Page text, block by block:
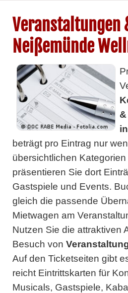
Veranstaltungen
Neißemünde
in
beträgt pro Eintrag nur
übersichtlichen Kategorien
präsentieren Sie dort
Gastspiele und Events.
gleich die passende
Mietwagen am
Nutzen Sie die attraktiven
Besuch von
Auf den Ticketseiten gibt
reicht Eintrittskarten für
Musicals, Gastspiele,